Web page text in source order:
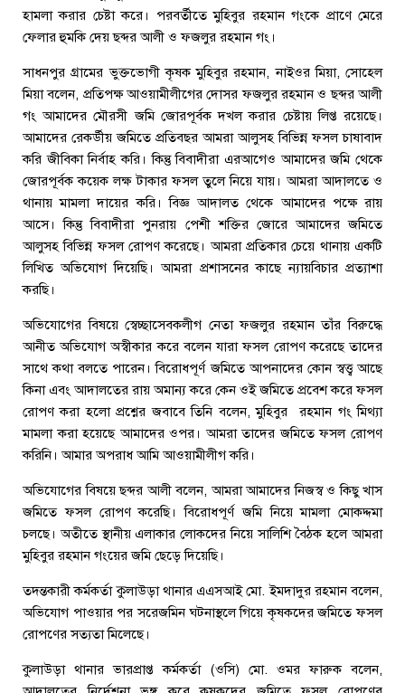
হামলা করার চেষ্টা করে। পরবর্তীতে মুহিবুর রহমান গংকে প্রাণে মেরে
ফেলার হুমকি দেয় ছব্দর আলী ও ফজলুর রহমান গং।
সাধনপুর গ্রামের ভুক্তভোগী কৃষক মুহিবুর রহমান, নাইওর মিয়া, সোহেল
মিয়া বলেন, প্রতিপক্ষ আওয়ামীলীগের দোসর ফজলুর রহমান ও ছব্দর আলী
গং আমাদের মৌরসী জমি জোরপূর্বক দখল করার চেষ্টায় লিপ্ত রয়েছে।
আমাদের রেকর্ডীয় জমিতে প্রতিবছর আমরা আলুসহ বিভিন্ন ফসল চাষাবাদ
করি জীবিকা নির্বাহ করি। কিন্তু বিবাদীরা এরআগেও আমাদের জমি থেকে
জোরপূর্বক কয়েক লক্ষ টাকার ফসল তুলে নিয়ে যায়। আমরা আদালতে ও
থানায় মামলা দায়ের করি। বিজ্ঞ আদালত থেকে আমাদের পক্ষে রায়
আসে। কিন্তু বিবাদীরা পুনরায় পেশী শক্তির জোরে আমাদের জমিতে
আলুসহ বিভিন্ন ফসল রোপণ করেছে। আমরা প্রতিকার চেয়ে থানায় একটি
লিখিত অভিযোগ দিয়েছি। আমরা প্রশাসনের কাছে ন্যায়বিচার প্রত্যাশা
করছি।
অভিযোগের বিষয়ে স্বেচ্ছাসেবকলীগ নেতা ফজলুর রহমান তাঁর বিরুদ্ধে
আনীত অভিযোগ অস্বীকার করে বলেন যারা ফসল রোপণ করেছে তাদের
সাথে কথা বলতে পারেন। বিরোধপূর্ণ জমিতে আপনাদের কোন স্বত্ত্ব আছে
কিনা এবং আদালতের রায় অমান্য করে কেন ওই জমিতে প্রবেশ করে ফসল
রোপণ করা হলো প্রশ্নের জবাবে তিনি বলেন, মুহিবুর রহমান গং মিথ্যা
মামলা করা হয়েছে আমাদের ওপর। আমরা তাদের জমিতে ফসল রোপণ
করিনি। আমার অপরাধ আমি আওয়ামীলীগ করি।
অভিযোগের বিষয়ে ছব্দর আলী বলেন, আমরা আমাদের নিজস্ব ও কিছু খাস
জমিতে ফসল রোপণ করেছি। বিরোধপূর্ণ জমি নিয়ে মামলা মোকদ্দমা
চলছে। অতীতে স্থানীয় এলাকার লোকদের নিয়ে সালিশি বৈঠক হলে আমরা
মুহিবুর রহমান গংয়ের জমি ছেড়ে দিয়েছি।
তদন্তকারী কর্মকর্তা কুলাউড়া থানার এএসআই মো. ইমদাদুর রহমান বলেন,
অভিযোগ পাওয়ার পর সরেজমিন ঘটনাস্থলে গিয়ে কৃষকদের জমিতে ফসল
রোপণের সত্যতা মিলেছে।
কুলাউড়া থানার ভারপ্রাপ্ত কর্মকর্তা (ওসি) মো. ওমর ফারুক বলেন,